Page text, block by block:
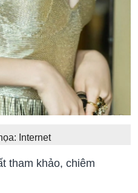
Internet
tham khảo, chiêm